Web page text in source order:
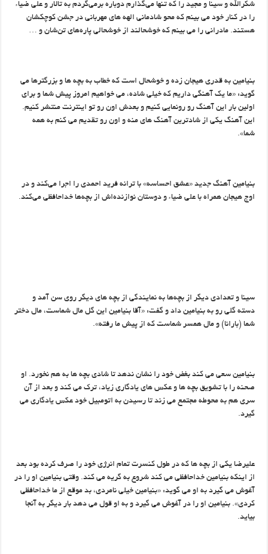
شکرالله و سینا و مجید را که تنها می‌گذارم دوباره برمی‌گردم به تالار و علی ضیاء
را در کنار خود می بینم که محو شادمانی الهه های مهربانی در جشن کوچکشان
هستند. مادرانی را می بینم که خوشحالند از خوشحالی پاره‌های تن‌شان و …
بنیامین به قدری هیجان زده و خوشحال است که خطاب به بچه ها و بزرگترها می
گوید: «ما یک آهنگی داریم که خیلی شاده، می خواهیم امروز پیش شما و برای
اولین بار این آهنگ رو رونمایی کنیم و بعدش اون رو تو اینترنت منتشر کنیم.
این آهنگ یکی از شادترین آهنگ های منه و اون رو تقدیم می کنم به همه
شما».
بنیامین آهنگ جدید «عشق احساسه» با ترانه فرید احمدی را اجرا می‌کند و در
اوج هیجان همراه با علی ضیاء و دوستان نوازنده‌اش از بچه‌ها خداحافظی می‌کند.
سینا و تعدادی دیگر از بچه‌ها به نمایندگی از بچه های دیگر روی سن آمد و
دسته گلی رو به بنیامین داد و گفت: «آقا بنیامین این گل مال شماست، مال دختر
شما (بارانا) و مال همسر شماست که از پیش ما رفته».
بنیامین سعی می کند بغض خود را نشان ندهد تا شادی بچه ها به هم نخورد. او
صحنه را با تشویق بچه ها و عکس های یادگاری زیاد، ترک می کند و بعد از آن
سری هم به محوطه مجتمع می زند تا رسیدن به اتومبیل خود عکس یادگاری می
گیرد.
علیرضا یکی از بچه ها که در طول کنسرت تمام انرژی خود را صرف کرده بود بعد
از اینکه بنیامین خداحافظی می کند شروع به گریه می کند. وقتی بنیامین او را در
آغوش می گیرد به او می گوید: «بنیامین خیلی نامردی، بد موقع از ما خداحافظی
کردی». بنیامین او را در آغوش می گیرد و به او قول می دهد بار دیگر به آنجا
بیاید.